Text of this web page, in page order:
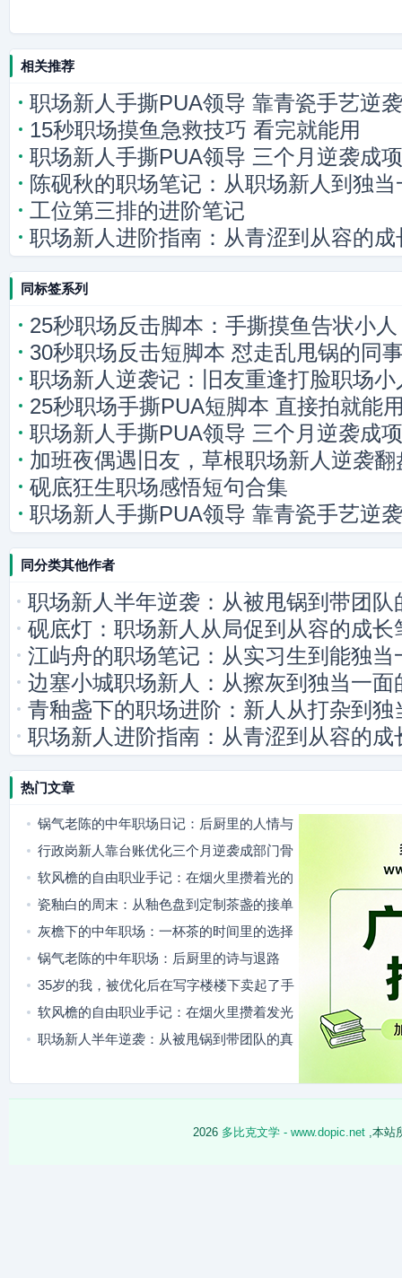
相关推荐
职场新人手撕PUA领导 靠青瓷手艺逆
15秒职场摸鱼急救技巧 看完就能用
职场新人手撕PUA领导 三个月逆袭成
陈砚秋的职场笔记：从职场新人到独
工位第三排的进阶笔记
职场新人进阶指南：从青涩到从容的成
同标签系列
25秒职场反击脚本：手撕摸鱼告状小人
30秒职场反击短脚本 怼走乱甩锅的同
职场新人逆袭记：旧友重逢打脸职场小
25秒职场手撕PUA短脚本 直接拍就能
职场新人手撕PUA领导 三个月逆袭成
加班夜偶遇旧友，草根职场新人逆袭翻
砚底狂生职场感悟短句合集
职场新人手撕PUA领导 靠青瓷手艺逆
同分类其他作者
职场新人半年逆袭：从被甩锅到带团队
砚底灯：职场新人从局促到从容的成长
江屿舟的职场笔记：从实习生到能独当
边塞小城职场新人：从擦灰到独当一面
青釉盏下的职场进阶：新人从打杂到
职场新人进阶指南：从青涩到从容的成
热门文章
锅气老陈的中年职场日记：后厨里的人情与
选择
行政岗新人靠台账优化三个月逆袭成部门骨
干
软风檐的自由职业手记：在烟火里攒着光的
斜杠日常
瓷釉白的周末：从釉色盘到定制茶盏的接单
日常
灰檐下的中年职场：一杯茶的时间里的选择
锅气老陈的中年职场：后厨里的诗与退路
35岁的我，被优化后在写字楼楼下卖起了手
工酱菜
软风檐的自由职业手记：在烟火里攒着发光
的小日子
职场新人半年逆袭：从被甩锅到带团队的真
2026 多比克文学 - www.dopic.net ,本站